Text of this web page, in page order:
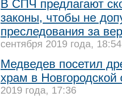
В СПЧ предлагают
законы, чтобы не
преследования за
сентября 2019 года, 18:54
Медведев посетил
храм в Новгородской
2019 года, 17:36